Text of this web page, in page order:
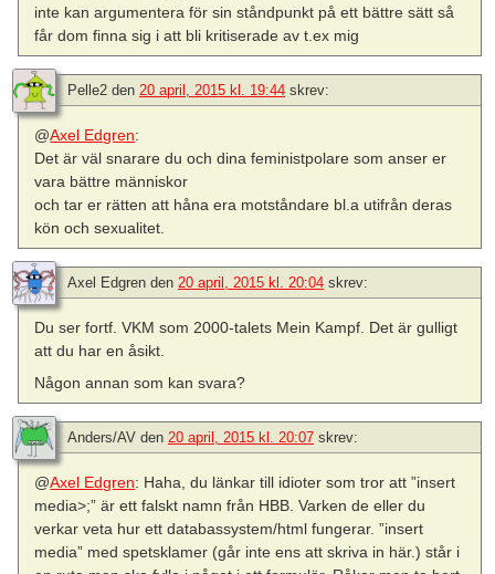
inte kan argumentera för sin ståndpunkt på ett bättre sätt så
får dom finna sig i att bli kritiserade av t.ex mig
Pelle2 den 20 april, 2015 kl. 19:44 skrev:
@Axel Edgren:
Det är väl snarare du och dina feministpolare som anser er
vara bättre människor
och tar er rätten att håna era motståndare bl.a utifrån deras
kön och sexualitet.
Axel Edgren den 20 april, 2015 kl. 20:04 skrev:
Du ser fortf. VKM som 2000-talets Mein Kampf. Det är gulligt
att du har en åsikt.
Någon annan som kan svara?
Anders/AV den 20 april, 2015 kl. 20:07 skrev:
@Axel Edgren: Haha, du länkar till idioter som tror att ”insert
media>;” är ett falskt namn från HBB. Varken de eller du
verkar veta hur ett databassystem/html fungerar. ”insert
media” med spetsklamer (går inte ens att skriva in här.) står i